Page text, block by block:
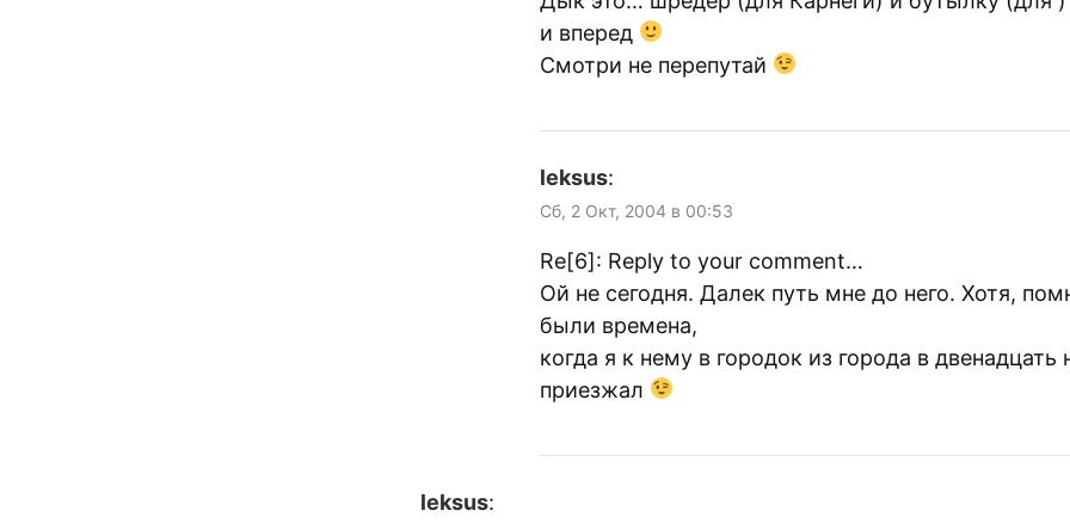
и вперед
Смотри не перепутай
leksus:
Сб, 2 Окт, 2004 в 00:53
Re[6]: Reply to your comment…
Ой не сегодня. Далек путь мне до него. Хотя,
были времена,
когда я к нему в городок из города в двенадцать
приезжал
leksus: